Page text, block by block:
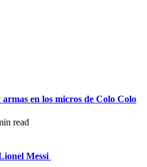
en los micros de Colo Colo
read
Messi